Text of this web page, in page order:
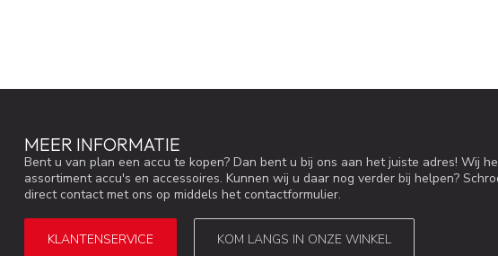
MEER INFORMATIE
Bent u van plan een accu te kopen? Dan bent u bij ons aan het juiste adres! Wij
assortiment accu's en accessoires. Kunnen wij u daar nog verder bij helpen?
direct contact met ons op middels het contactformulier.
KLANTENSERVICE KOM LANGS IN ONZE WINKEL